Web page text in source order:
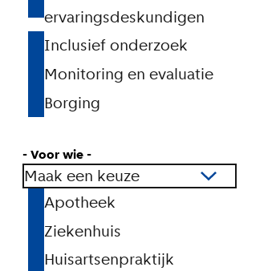
ervaringsdeskundigen
Inclusief onderzoek
Monitoring en evaluatie
Borging
- Voor wie -
Maak een keuze
Apotheek
Ziekenhuis
Huisartsenpraktijk